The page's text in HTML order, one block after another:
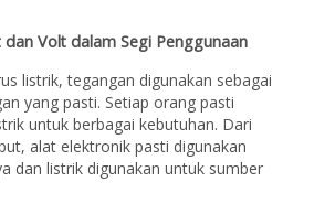
Volt dalam Segi Penggunaan
listrik, tegangan digunakan sebagai
yang pasti. Setiap orang pasti
untuk berbagai kebutuhan. Dari
alat elektronik pasti digunakan
dan listrik digunakan untuk sumber